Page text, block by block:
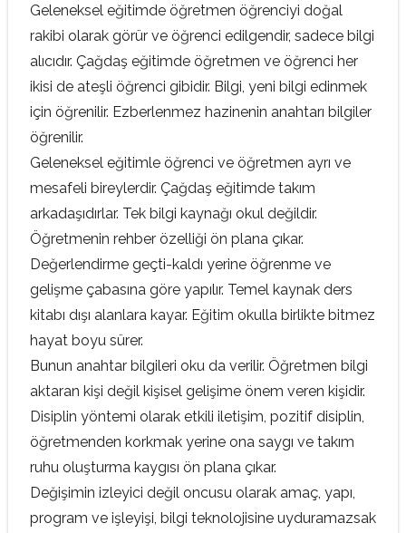
Geleneksel eğitimde öğretmen öğrenciyi doğal
rakibi olarak görür ve öğrenci edilgendir, sadece bilgi
alıcıdır. Çağdaş eğitimde öğretmen ve öğrenci her
ikisi de ateşli öğrenci gibidir. Bilgi, yeni bilgi edinmek
için öğrenilir. Ezberlenmez hazinenin anahtarı bilgiler
öğrenilir.
Geleneksel eğitimle öğrenci ve öğretmen ayrı ve
mesafeli bireylerdir. Çağdaş eğitimde takım
arkadaşıdırlar. Tek bilgi kaynağı okul değildir.
Öğretmenin rehber özelliği ön plana çıkar.
Değerlendirme geçti-kaldı yerine öğrenme ve
gelişme çabasına göre yapılır. Temel kaynak ders
kitabı dışı alanlara kayar. Eğitim okulla birlikte bitmez
hayat boyu sürer.
Bunun anahtar bilgileri oku da verilir. Öğretmen bilgi
aktaran kişi değil kişisel gelişime önem veren kişidir.
Disiplin yöntemi olarak etkili iletişim, pozitif disiplin,
öğretmenden korkmak yerine ona saygı ve takım
ruhu oluşturma kaygısı ön plana çıkar.
Değişimin izleyici değil oncusu olarak amaç, yapı,
program ve işleyişi, bilgi teknolojisine uyduramazsak